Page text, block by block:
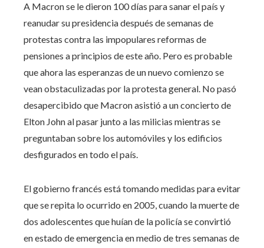
A Macron se le dieron 100 días para sanar el país y
reanudar su presidencia después de semanas de
protestas contra las impopulares reformas de
pensiones a principios de este año. Pero es probable
que ahora las esperanzas de un nuevo comienzo se
vean obstaculizadas por la protesta general. No pasó
desapercibido que Macron asistió a un concierto de
Elton John al pasar junto a las milicias mientras se
preguntaban sobre los automóviles y los edificios
desfigurados en todo el país.
El gobierno francés está tomando medidas para evitar
que se repita lo ocurrido en 2005, cuando la muerte de
dos adolescentes que huían de la policía se convirtió
en estado de emergencia en medio de tres semanas de